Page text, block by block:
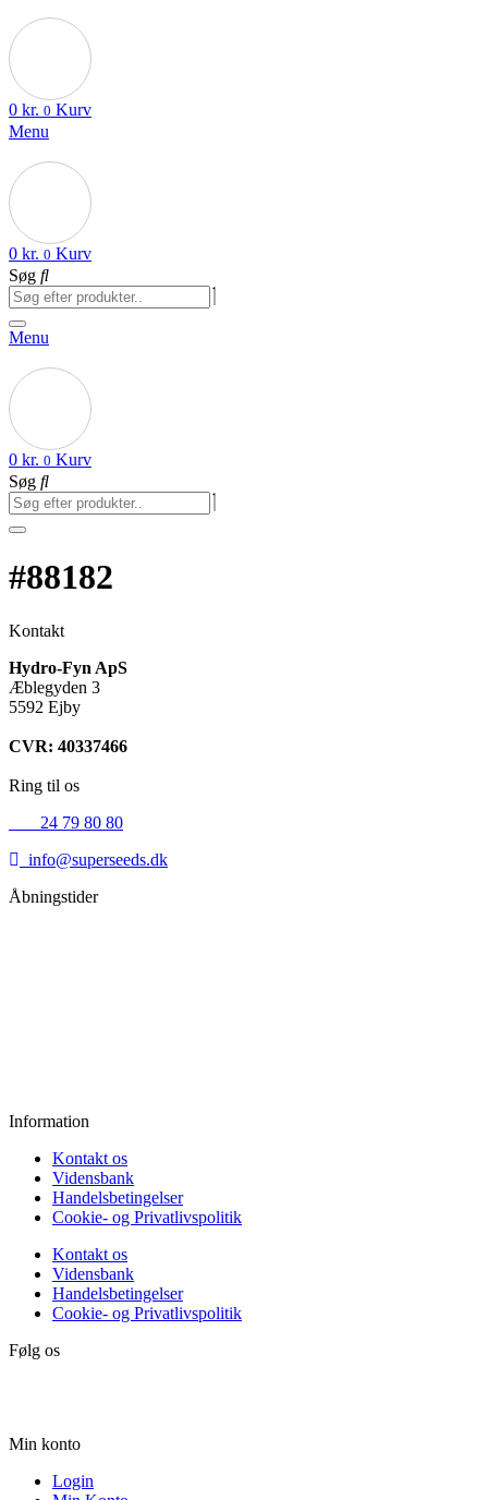
0 kr. 0 Kurv
Menu
0 kr. 0 Kurv
Søg
Menu
0 kr. 0 Kurv
Søg
#88182
Kontakt
Hydro-Fyn ApS
Æblegyden 3
5592 Ejby
CVR: 40337466
Ring til os
24 79 80 80
info@superseeds.dk
Åbningstider
Information
Kontakt os
Vidensbank
Handelsbetingelser
Cookie- og Privatlivspolitik
Kontakt os
Vidensbank
Handelsbetingelser
Cookie- og Privatlivspolitik
Følg os
Min konto
Login